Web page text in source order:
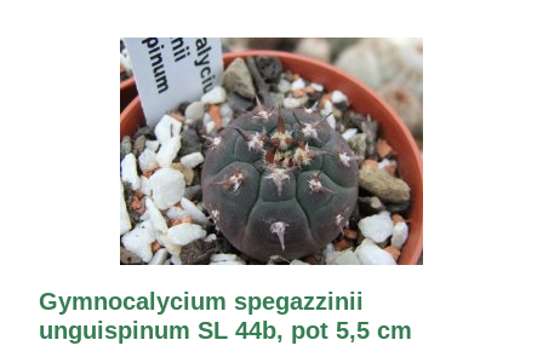
Gymnocalycium spegazzinii
unguispinum SL 44b, pot 5,5 cm